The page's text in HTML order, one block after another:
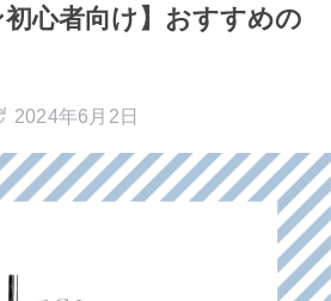
初心者向け】おすすめの
2024年6月2日